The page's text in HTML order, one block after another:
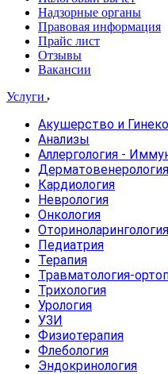
Надзорные органы
Правовая информация
Прайс лист
Отзывы
Вакансии
Услуги
Акушерство и
Анализы
Аллергология -
Дерматовенерология
Кардиология
Неврология
Онкология
Педиатрия
Терапия
Травматология-
Трихология
Урология
УЗИ
Физиотерапия
Флебология
Эндокринология